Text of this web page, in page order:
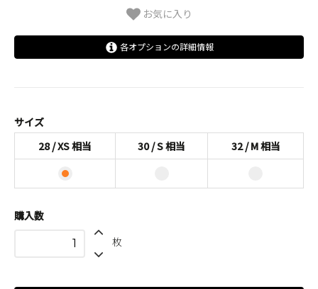
お気に入り
各オプションの詳細情報
サイズ
28 / XS 相当
30 / S 相当 32 / M 相当
購入数
枚